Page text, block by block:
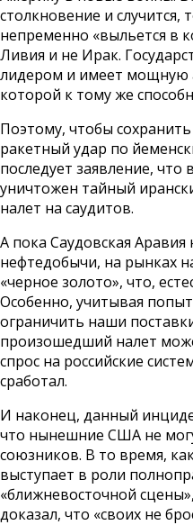
столкновение и
непременно «выльется в
Ливия и не Ирак.
лидером и имеет мощную
которой к тому же
Поэтому, чтобы
ракетный удар по
последует заявление, что
уничтожен тайный
налет на саудитов.
А пока Саудовская
нефтедобычи, на рынках
«черное золото», что,
Особенно, учитывая
ограничить наши
произошедший налет
спрос на российские
сработал.
И наконец, данный
что нынешние США не
союзников. В то время,
выступает в роли
«ближневосточной
доказал, что «своих не